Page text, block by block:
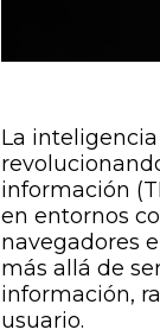
La
información
en entornos
navegadores
más allá de
información,
usuario.